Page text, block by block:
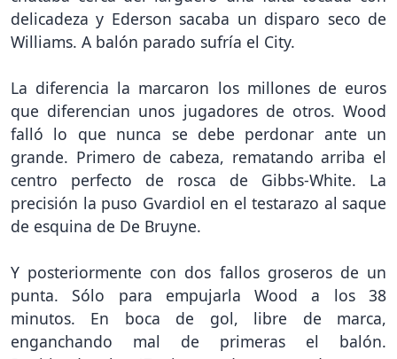
delicadeza y Ederson sacaba un disparo seco de
Williams. A balón parado sufría el City.
La diferencia la marcaron los millones de euros
que diferencian unos jugadores de otros. Wood
falló lo que nunca se debe perdonar ante un
grande. Primero de cabeza, rematando arriba el
centro perfecto de rosca de Gibbs-White. La
precisión la puso Gvardiol en el testarazo al saque
de esquina de De Bruyne.
Y posteriormente con dos fallos groseros de un
punta. Sólo para empujarla Wood a los 38
minutos. En boca de gol, libre de marca,
enganchando mal de primeras el balón.